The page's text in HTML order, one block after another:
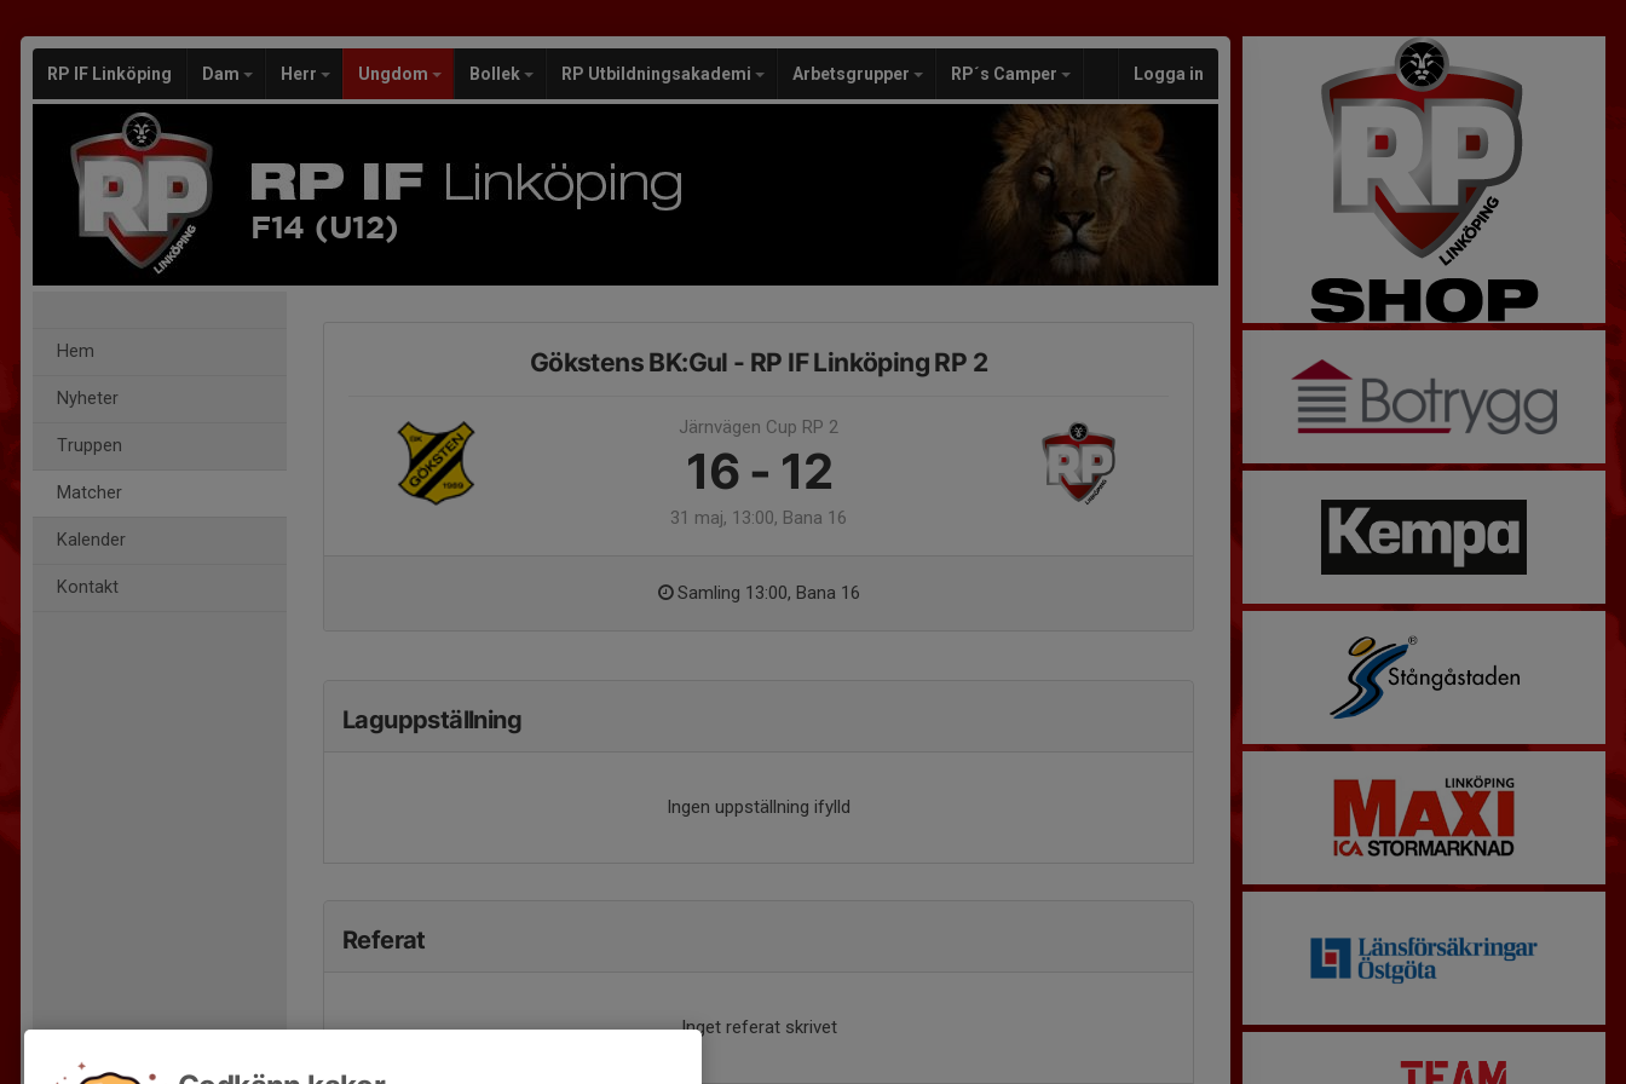
RP IF Linköping Dam Herr Ungdom Bollek RP Utbildningsakademi Arbetsgrupper RP´s Camper Logga in
F14 (U12)
Hem
Nyheter
Truppen
Matcher
Kalender
Kontakt
Gökstens BK:Gul - RP IF Linköping RP 2
Järnvägen Cup RP 2
16 - 12
31 maj, 13:00, Bana 16
Samling 13:00, Bana 16
Laguppställning
Ingen uppställning ifylld
Referat
Inget referat skrivet